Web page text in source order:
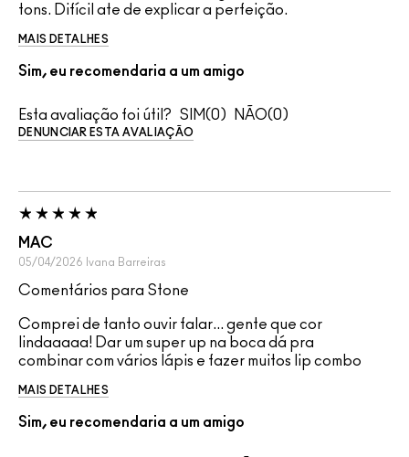
tons. Difícil ate de explicar a perfeição.
MAIS DETALHES
Sim, eu recomendaria a um amigo
Esta avaliação foi útil? 0 0
DENUNCIAR ESTA AVALIAÇÃO
MAC
05/04/2026 Ivana Barreiras
Comentários para Stone
Comprei de tanto ouvir falar... gente que cor
lindaaaaa! Dar um super up na boca dá pra
combinar com vários lápis e fazer muitos lip combo
MAIS DETALHES
Sim, eu recomendaria a um amigo